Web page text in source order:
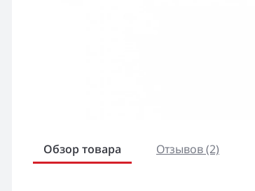
Обзор товара Отзывов (2)